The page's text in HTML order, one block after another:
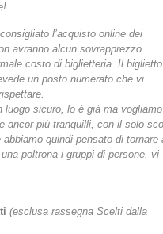
l’acquisto online dei
avranno alcun sovrapprezzo
costo di biglietteria. Il biglietto
un posto numerato che vi
luogo sicuro, lo è già ma vogliamo
ancor più tranquilli, con il solo
abbiamo quindi pensato di tornare
poltrona i gruppi di persone, vi
(esclusa rassegna Scelti dalla